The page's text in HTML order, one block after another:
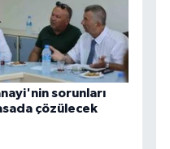
sorunları
çözülecek